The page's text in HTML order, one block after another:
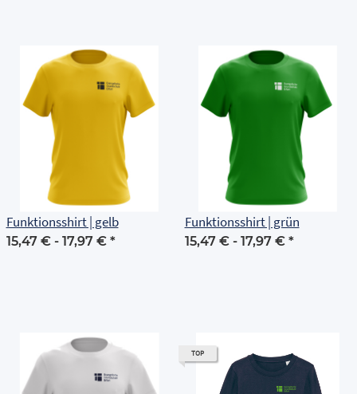
Funktionsshirt | gelb
15,47 € - 17,97 € *
Funktionsshirt | grün
15,47 € - 17,97 € *
TOP